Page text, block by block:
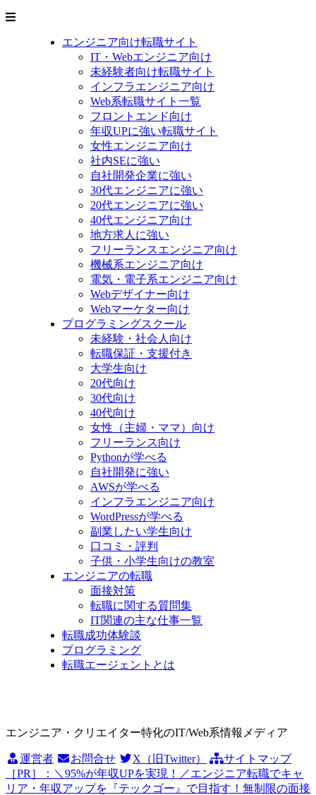
エンジニア向け転職サイト
IT・Webエンジニア向け
未経験者向け転職サイト
インフラエンジニア向け
Web系転職サイト一覧
フロントエンド向け
年収UPに強い転職サイト
女性エンジニア向け
社内SEに強い
自社開発企業に強い
30代エンジニアに強い
20代エンジニアに強い
40代エンジニア向け
地方求人に強い
フリーランスエンジニア向け
機械系エンジニア向け
電気・電子系エンジニア向け
Webデザイナー向け
Webマーケター向け
プログラミングスクール
未経験・社会人向け
転職保証・支援付き
大学生向け
20代向け
30代向け
40代向け
女性（主婦・ママ）向け
フリーランス向け
Pythonが学べる
自社開発に強い
AWSが学べる
インフラエンジニア向け
WordPressが学べる
副業したい学生向け
口コミ・評判
子供・小学生向けの教室
エンジニアの転職
面接対策
転職に関する質問集
IT関連の主な仕事一覧
転職成功体験談
プログラミング
転職エージェントとは
エンジニア・クリエイター特化のIT/Web系情報メディア
運営者 お問合せ X（旧Twitter）
サイトマップ
［PR］：＼95%が年収UPを実現！／エンジニア転職でキャ
リア・年収アップを『テックゴー』で目指す！無制限の面接